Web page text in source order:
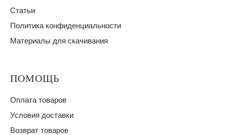
Статьи
Политика конфиденциальности
Материалы для скачивания
ПОМОЩЬ
Оплата товаров
Условия доставки
Возврат товаров